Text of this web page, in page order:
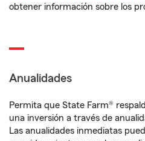
obtener información sobre los
Anualidades
Permita que State Farm®
una inversión a través de
Las anualidades inmediatas